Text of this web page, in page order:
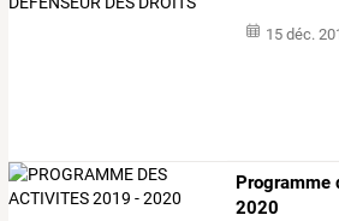
15 déc.
Programme
2020